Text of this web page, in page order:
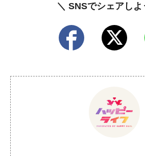
＼ SNSでシェアしよ